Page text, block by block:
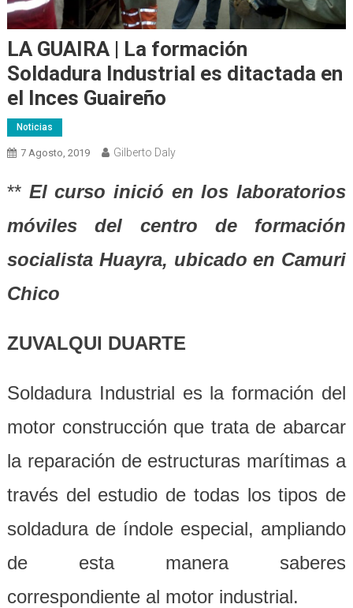
LA GUAIRA | La formación
Soldadura Industrial es ditactada en
el Inces Guaireño
Noticias
7 Agosto, 2019 Gilberto Daly
**El curso inició en los laboratorios
móviles del centro de formación
socialista Huayra, ubicado en Camuri
Chico
ZUVALQUI DUARTE
Soldadura Industrial es la formación del
motor construcción que trata de abarcar
la reparación de estructuras marítimas a
través del estudio de todas los tipos de
soldadura de índole especial, ampliando
de esta manera saberes
correspondiente al motor industrial.